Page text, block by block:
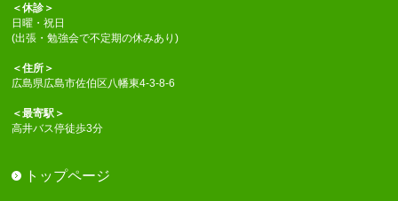
＜休診＞
日曜・祝日
(出張・勉強会で不定期の休みあり)
＜住所＞
広島県広島市佐伯区八幡東4-3-8-6
＜最寄駅＞
高井バス停徒歩3分
トップページ